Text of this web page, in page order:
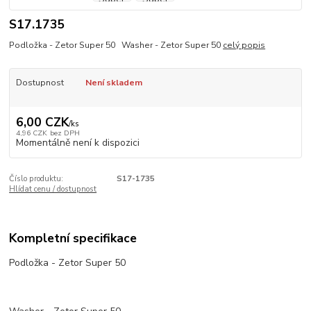
S17.1735
Podložka - Zetor Super 50 Washer - Zetor Super 50 celý popis
Dostupnost Není skladem
6,00 CZK/ks
4,96 CZK bez DPH
Momentálně není k dispozici
Číslo produktu:
S17-1735
Hlídat cenu / dostupnost
Kompletní specifikace
Podložka - Zetor Super 50